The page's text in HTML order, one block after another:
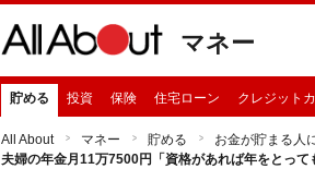
マネー
貯める 投資 保険 住宅ローン クレジット
All About マネー 貯める お金が貯まる人
夫婦の年金月11万7500円「資格があれば年をとっ